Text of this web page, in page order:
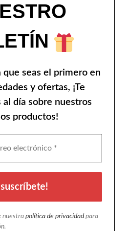
que seas el primero en
y ofertas, ¡Te
al día sobre nuestros
productos!
nuestra política de privacidadpara